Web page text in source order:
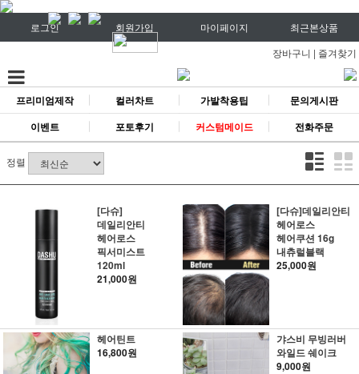
로그인 회원가입 마이페이지
최근본상품
장바구니 | 즐겨찾기
프리미엄제작 컬러차트 가발착용팁
문의게시판
이벤트
포토후기 커스텀메이드 전화주문
정렬
[다슈]
데일리안티
헤어로스
픽서미스트
120ml
21,000원
[다슈]데일리안티
헤어로스
헤어쿠션 16g
내츄럴블랙
25,000원
헤어틴트
16,800원
갸스비 무빙러버
와일드 쉐이크
9,000원